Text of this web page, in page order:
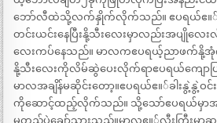
ဘော်လီထဲသို့လက်နှိုက်လိုက်သည်။ ဧပရယ်ဧ။်နို့
တင်းယင်းနေပြီးနို့သီးလေးမှာလည်းအပျိုလေ
လေးကပ်နေသည်။ မာလကဧပရယ့်ညာဖက်နို့အုံကို
နို့သီးလေးကိုလိမ်ဆွဲပေးလိုက်ရာဧပရယ်ကျော
မာလအချိန်မဆိုင်းတော့။ဧပရယ်ဧ။်ခါးနွဲ့နွဲ့ဝ
ကိုဆောင့်ထည့်လိုက်သည်။ သို့သော်ဧပရယ်မှာအတ
မတည့်ပဲချော်သွားသည်။မာလဧ။်လီးကြီးမှာ